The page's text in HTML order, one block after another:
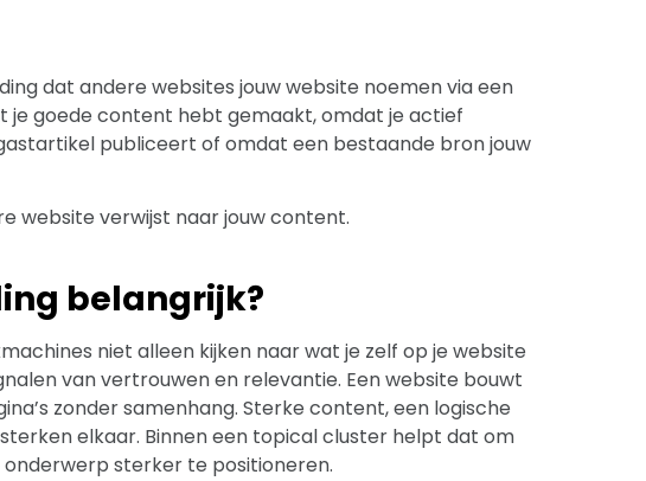
dat andere websites jouw website noemen via een
je goede content hebt gemaakt, omdat je actief
publiceert of omdat een bestaande bron jouw
website verwijst naar jouw content.
belangrijk?
niet alleen kijken naar wat je zelf op je website
van vertrouwen en relevantie. Een website bouwt
zonder samenhang. Sterke content, een logische
elkaar. Binnen een topical cluster helpt dat om
sterker te positioneren.